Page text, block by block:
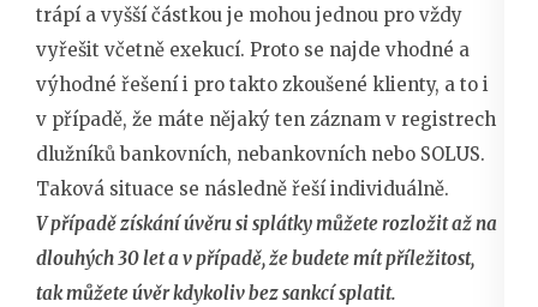
trápí a vyšší částkou je mohou jednou pro vždy
vyřešit včetně exekucí. Proto se najde vhodné a
výhodné řešení i pro takto zkoušené klienty, a to i
v případě, že máte nějaký ten záznam v registrech
dlužníků bankovních, nebankovních nebo SOLUS.
Taková situace se následně řeší individuálně.
V případě získání úvěru si splátky můžete rozložit až na
dlouhých 30 let a v případě, že budete mít příležitost,
tak můžete úvěr kdykoliv bez sankcí splatit.